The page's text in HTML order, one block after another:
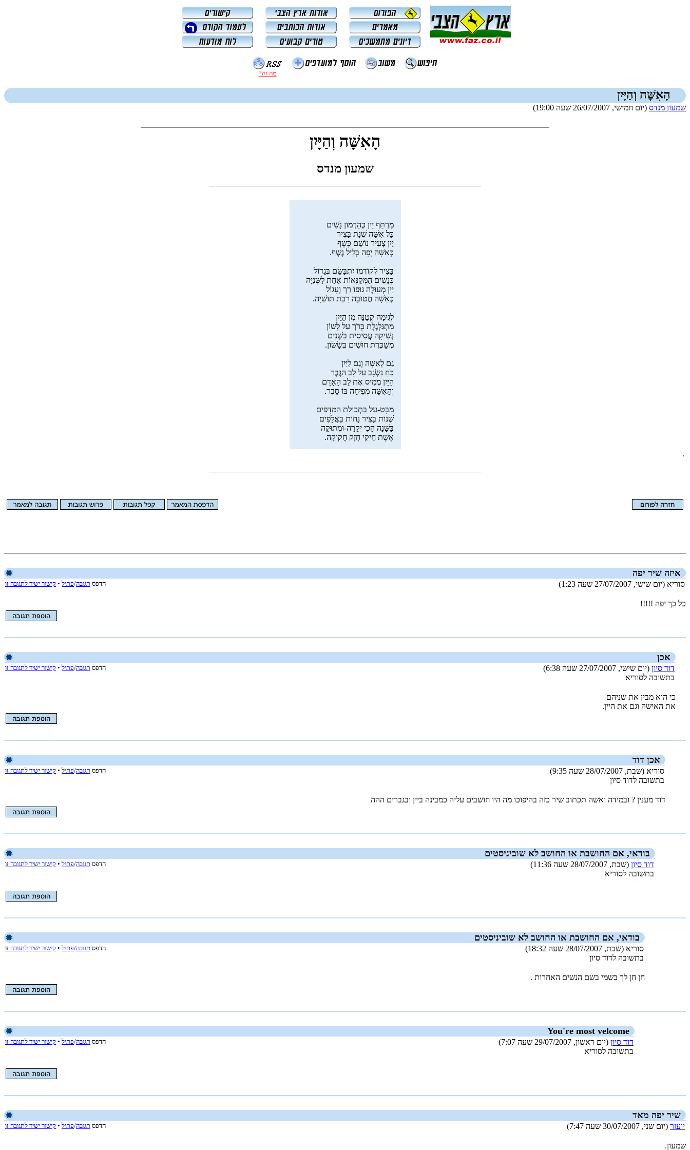
מה זה?
הָאִשָּׁה וְהַיָּיִן
שמעון מנדס (יום חמישי, 26/07/2007 שעה 19:00)
הָאִשָּׁה וְהַיָּיִן
שמעון מנדס
מַרְתֵּף יַיִן כְּהַרְמוֹן נָשִׁים
כָּל אִשָּׁה שְׁנַת בָּצִיר
יַיִן צָעִיר נוֹשֵׁם כֶּשֶׁף
כְּאִשָּׁה יָפָה בְּלֵיל נֶשֶׁף.
בָּצִיר לְקוֹדְמוֹ יִתְבַּשֵׂם בְּגָדוֹל
כְּנָשִׁים הַמְּקַנְּאוֹת אַחַת לַשְּׁנִיָּה
יַיִן מְעוּלֶה גּוּפוֹ רַך וְעָגוֹל
כְּאִשָּׁה חֲטוּבָה רַבַּת תּוּשִׁיָּה.
לְגִימָה קְטַנָּה מִן הַיַּיִן
מִתְגַּלְגֶּלֶת בְּרֹך עַל לָּשׁוֹן
נְשִׁיקָה עֲסִיסִית בִּשְׁנַיִם
מְשַׁכֶּרֶת חוּשִׁים בְּשָׂשׂוֹן.
גַּם לָאִשָּׁה וְגַם לַיַּיִן
כֹּחַ נִשְׂגָּב עַל לֵב הַגֶּבֶר
הַיַּיִן מְמִיס אֶת לֵב הָאָדָם
וְהָאִשָּׁה מְפִיחָה בּוֹ סֵבֶר.
מַבָּט-עַל בִּתְכוּלַת הַמַּדָּפִים
שְׁנוֹת בָּצִיר נָחוֹת בַּאֲלָפִים
בַּשָּׁנָה הָכִי יְקָרָה-וּמְתוּקָה
אֶשֶׁת חֵיקִי חָזָק חֲקוּקָה.
.
איזה שיר יפה
סוריא (יום שישי, 27/07/2007 שעה 1:23) הדפס תגובה/פתיל • קישור ישיר לתגובה זו
כל כך יפה !!!!!
אכן
דוד סיון (יום שישי, 27/07/2007 שעה 6:38)
בתשובה לסוריא
הדפס תגובה/פתיל • קישור ישיר לתגובה זו
כי הוא מבין את שניהם
את האישה וגם את היין.
אכן דוד
סוריא (שבת, 28/07/2007 שעה 9:35)
בתשובה לדוד סיון
הדפס תגובה/פתיל • קישור ישיר לתגובה זו
דוד מענין ? ובמידה ואשה תכתוב שיר כזה בהיפוכו מה היו חושבים עליה כמבינה ביין ובגברים ההה
בודאי, אם החושבת או החושב לא שוביניסטים
דוד סיון (שבת, 28/07/2007 שעה 11:36)
בתשובה לסוריא
הדפס תגובה/פתיל • קישור ישיר לתגובה זו
בודאי, אם החושבת או החושב לא שוביניסטים
סוריא (שבת, 28/07/2007 שעה 18:32)
בתשובה לדוד סיון
הדפס תגובה/פתיל • קישור ישיר לתגובה זו
חן חן לך בשמי בשם הנשים האחרות .
You're most velcome
דוד סיון (יום ראשון, 29/07/2007 שעה 7:07)
בתשובה לסוריא
הדפס תגובה/פתיל • קישור ישיר לתגובה זו
שיר יפה מאד
יועזר (יום שני, 30/07/2007 שעה 7:47) הדפס תגובה/פתיל • קישור ישיר לתגובה זו
שמעון.